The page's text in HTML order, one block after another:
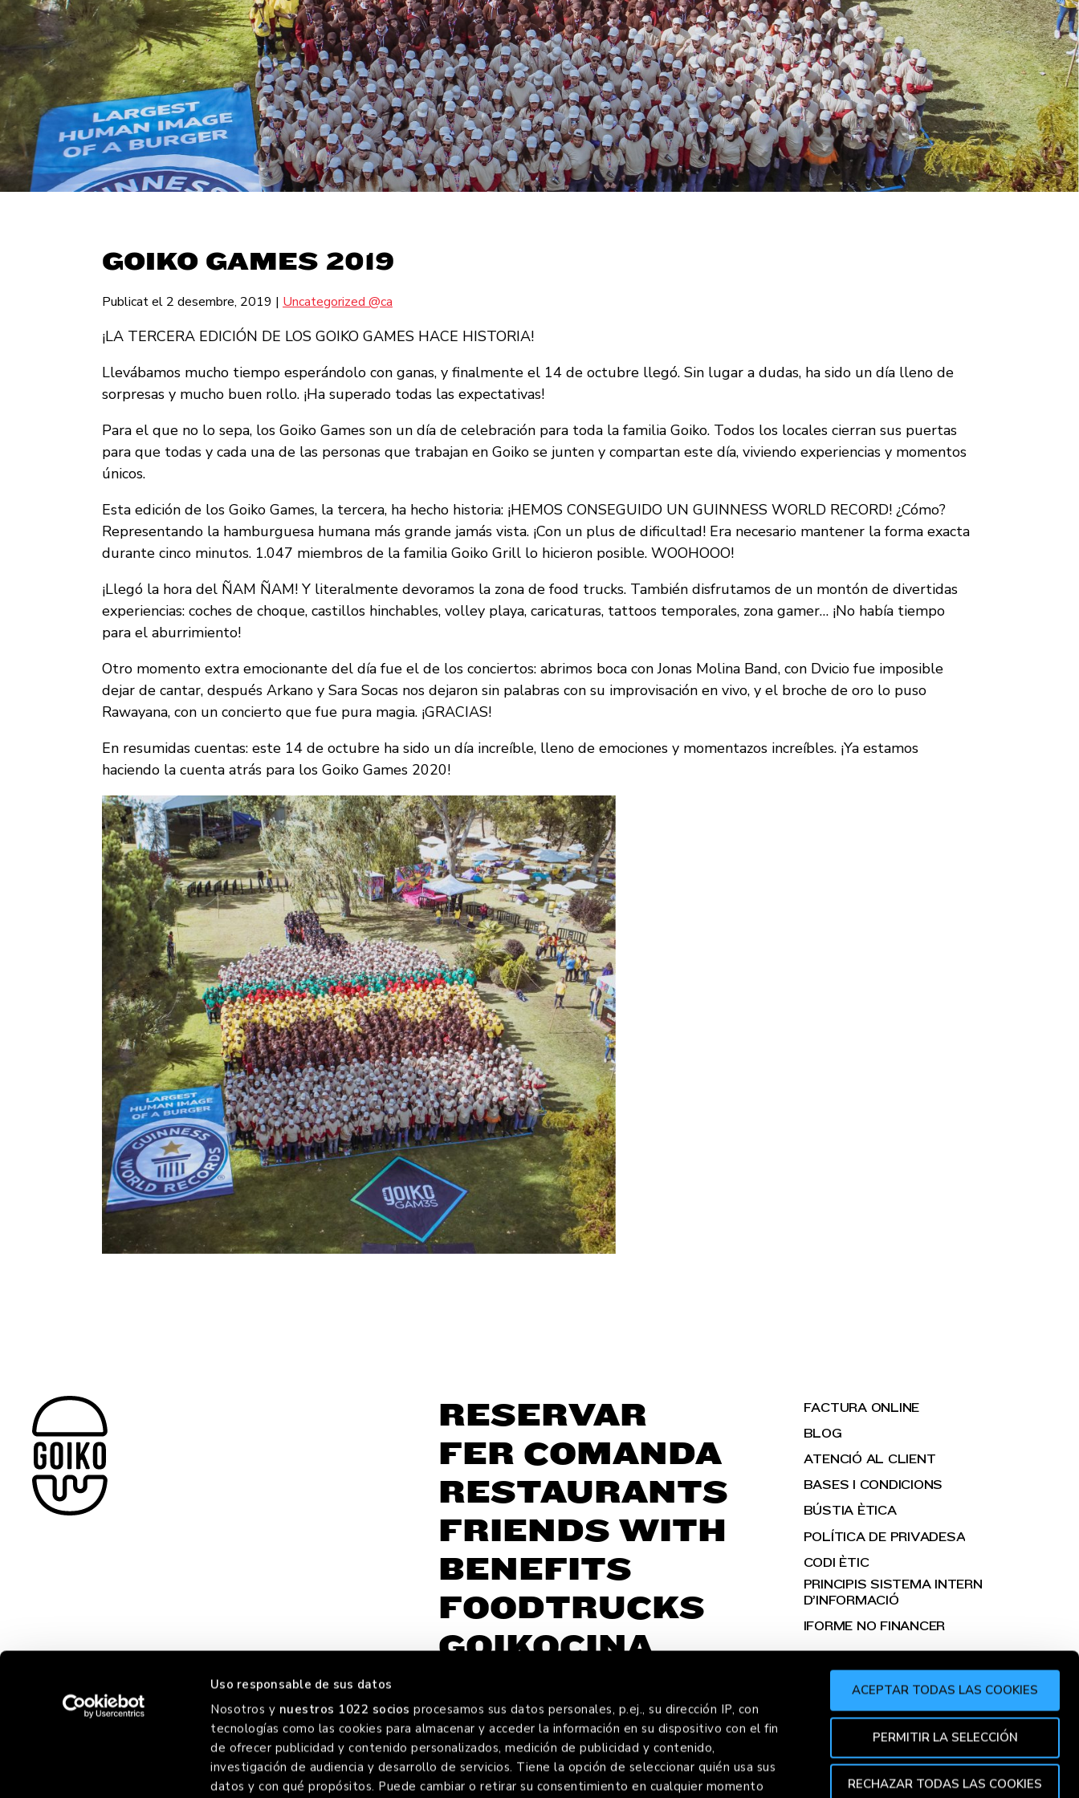
Uso responsable de sus datos
Nosotros y nuestros 1022 socios procesamos sus datos personales, p.ej., su dirección IP, con
tecnologías como las cookies para almacenar y acceder la información en su dispositivo con el fin
de ofrecer publicidad y contenido personalizados, medición de publicidad y contenido,
investigación de audiencia y desarrollo de servicios. Tiene la opción de seleccionar quién usa sus
datos y con qué propósitos. Puede cambiar o retirar su consentimiento en cualquier momento
ACEPTAR TODAS LAS COOKIES
PERMITIR LA SELECCIÓN
RECHAZAR TODAS LAS COOKIES
GOIKO GAMES 2019
Publicat el 2 desembre, 2019 | Uncategorized @ca
¡LA TERCERA EDICIÓN DE LOS GOIKO GAMES HACE HISTORIA!
Llevábamos mucho tiempo esperándolo con ganas, y finalmente el 14 de octubre llegó. Sin lugar a dudas, ha sido un día lleno de
sorpresas y mucho buen rollo. ¡Ha superado todas las expectativas!
Para el que no lo sepa, los Goiko Games son un día de celebración para toda la familia Goiko. Todos los locales cierran sus puertas
para que todas y cada una de las personas que trabajan en Goiko se junten y compartan este día, viviendo experiencias y momentos
únicos.
Esta edición de los Goiko Games, la tercera, ha hecho historia: ¡HEMOS CONSEGUIDO UN GUINNESS WORLD RECORD! ¿Cómo?
Representando la hamburguesa humana más grande jamás vista. ¡Con un plus de dificultad! Era necesario mantener la forma exacta
durante cinco minutos. 1.047 miembros de la familia Goiko Grill lo hicieron posible. WOOHOOO!
¡Llegó la hora del ÑAM ÑAM! Y literalmente devoramos la zona de food trucks. También disfrutamos de un montón de divertidas
experiencias: coches de choque, castillos hinchables, volley playa, caricaturas, tattoos temporales, zona gamer… ¡No había tiempo
para el aburrimiento!
Otro momento extra emocionante del día fue el de los conciertos: abrimos boca con Jonas Molina Band, con Dvicio fue imposible
dejar de cantar, después Arkano y Sara Socas nos dejaron sin palabras con su improvisación en vivo, y el broche de oro lo puso
Rawayana, con un concierto que fue pura magia. ¡GRACIAS!
En resumidas cuentas: este 14 de octubre ha sido un día increíble, lleno de emociones y momentazos increíbles. ¡Ya estamos
haciendo la cuenta atrás para los Goiko Games 2020!
RESERVAR
FER COMANDA
RESTAURANTS
FRIENDS WITH
BENEFITS
FOODTRUCKS
GOIKOCINA
FACTURA ONLINE
BLOG
ATENCIÓ AL CLIENT
BASES I CONDICIONS
BÚSTIA ÈTICA
POLÍTICA DE PRIVADESA
CODI ÈTIC
PRINCIPIS SISTEMA INTERN
D’INFORMACIÓ
IFORME NO FINANCER
FOREVER